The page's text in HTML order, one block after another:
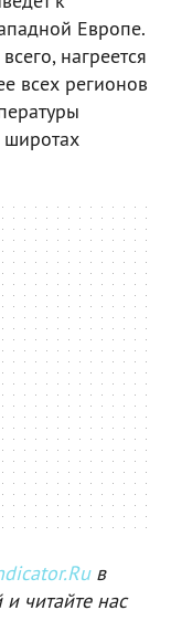
Европе.
нагреется
всех регионов
широтах
в
читайте нас